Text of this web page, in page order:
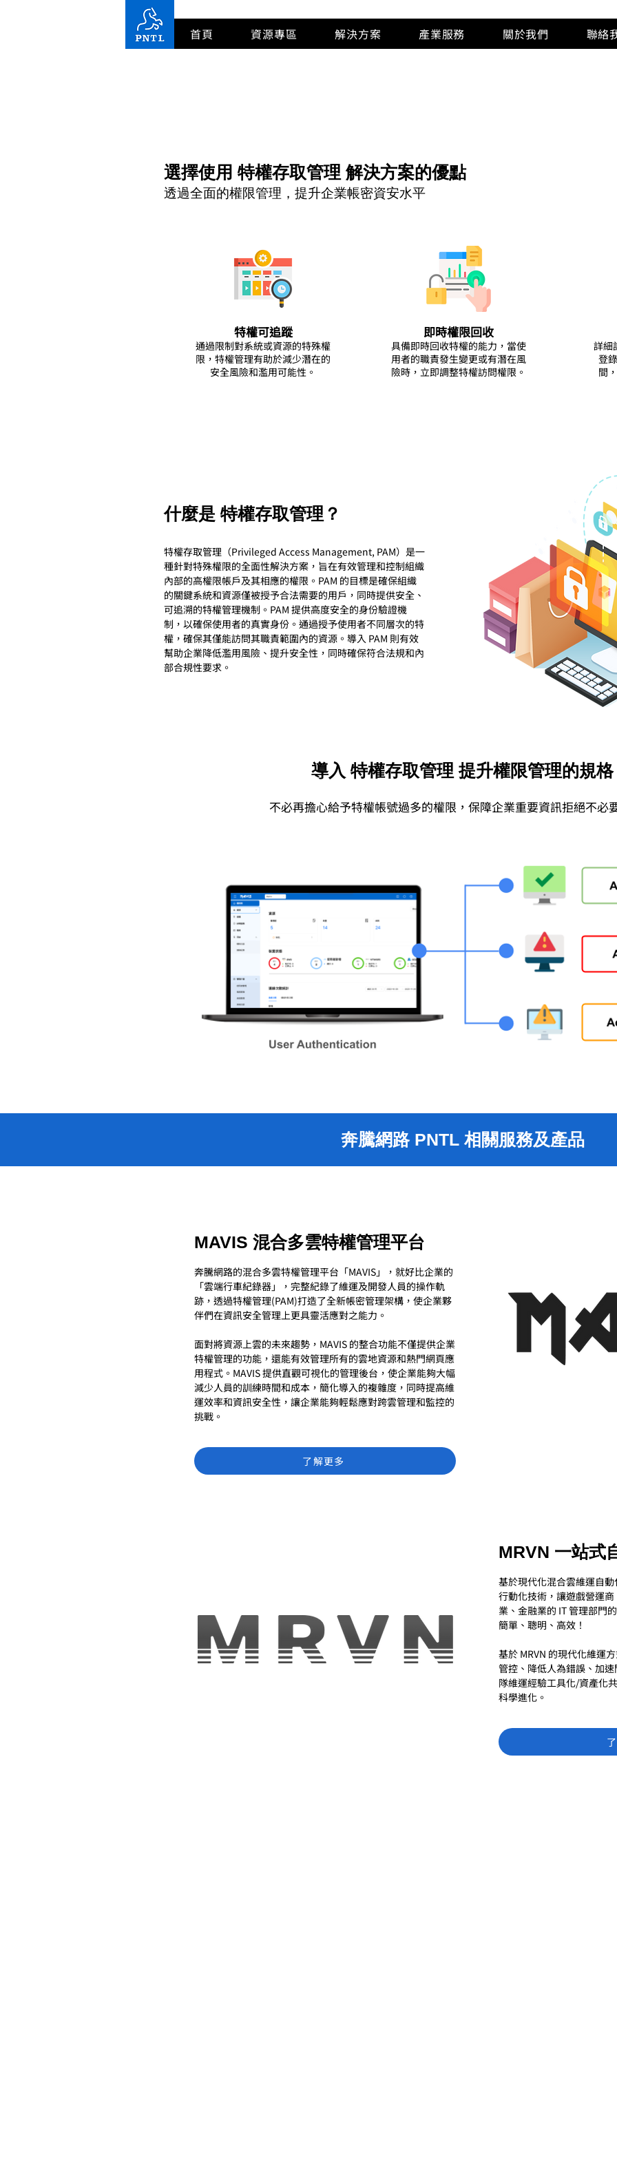
首頁 資源專區 解決方案 產業服務 關於我們 聯絡
​選擇使用 特權存取管理 解決方案的優點
透過全面的權限管理，提升企業帳密資安水平
​特權可追蹤
通過限制對系統或資源的特殊權
限，特權管理有助於減少潛在的
安全風險和濫用可能性。
即時權限回收
具備即時回收特權的能力，當使
用者的職責發生變更或有潛在風
險時，立即調整特權訪問權限。
詳細
登
間
什麼是 特權存取管理？
特權存取管理（Privileged Access Management, PAM）是一
種針對特殊權限的全面性解決方案，旨在有效管理和控制組織
內部的高權限帳戶及其相應的權限。PAM 的目標是確保組織
的關鍵系統和資源僅被授予合法需要的用戶，同時提供安全、
可追溯的特權管理機制。PAM 提供高度安全的身份驗證機
制，以確保使用者的真實身份。通過授予使用者不同層次的特
權，確保其僅能訪問其職責範圍內的資源。導入 PAM 則有效
幫助企業降低濫用風險、提升安全性，同時確保符合法規和內
部合規性要求。
導入 特權存取管理 提升權限管理的規格
不必再擔心給予特權帳號過多的權限，保障企業重要資訊拒絕不必
奔騰網路 PNTL 相關服務及產品
MAVIS 混合多雲特權管理平台
奔騰網路的混合多雲特權管理平台「MAVIS」，就好比企業的
「雲端行車紀錄器」，完整紀錄了維運及開發人員的操作軌
跡，透過特權管理(PAM)打造了全新帳密管理架構，使企業夥
伴們在資訊安全管理上更具靈活應對之能力。
面對將資源上雲的未來趨勢，MAVIS 的整合功能不僅提供企業
特權管理的功能，還能有效管理所有的雲地資源和熱門網頁應
用程式。MAVIS 提供直觀可視化的管理後台，使企業能夠大幅
減少人員的訓練時間和成本，簡化導入的複雜度，同時提高維
運效率和資訊安全性，讓企業能夠輕鬆應對跨雲管理和監控的
挑戰。
了解更多
MRVN 一站式
基於現代化混合雲維運自
行動化技術，讓遊戲營運
業、金融業的 IT 管理部門
簡單、聰明、高效！
基於 MRVN 的現代化維運
管控、降低人為錯誤、加
隊維運經驗工具化/資產化
科學進化。